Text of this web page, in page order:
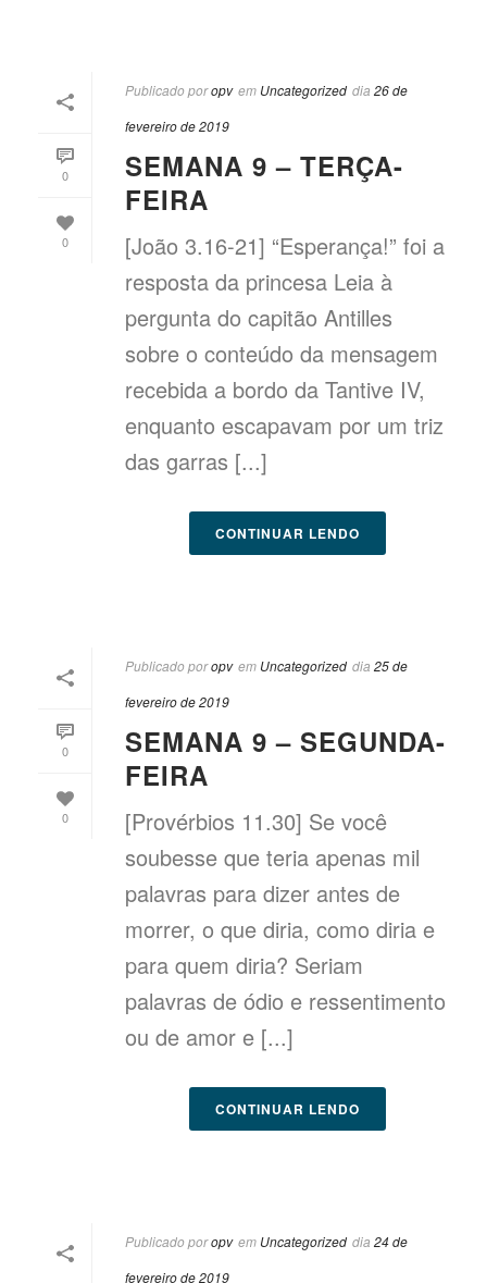
0
0
Publicado poropv em Uncategorized dia 26 de
fevereiro de 2019
SEMANA 9 – TERÇA-
FEIRA
[João 3.16-21] “Esperança!” foi a
resposta da princesa Leia à
pergunta do capitão Antilles
sobre o conteúdo da mensagem
recebida a bordo da Tantive IV,
enquanto escapavam por um triz
das garras [...]
CONTINUAR LENDO
0
0
Publicado poropv em Uncategorized dia 25 de
fevereiro de 2019
SEMANA 9 – SEGUNDA-
FEIRA
[Provérbios 11.30] Se você
soubesse que teria apenas mil
palavras para dizer antes de
morrer, o que diria, como diria e
para quem diria? Seriam
palavras de ódio e ressentimento
ou de amor e [...]
CONTINUAR LENDO
Publicado poropv em Uncategorized dia 24 de
fevereiro de 2019